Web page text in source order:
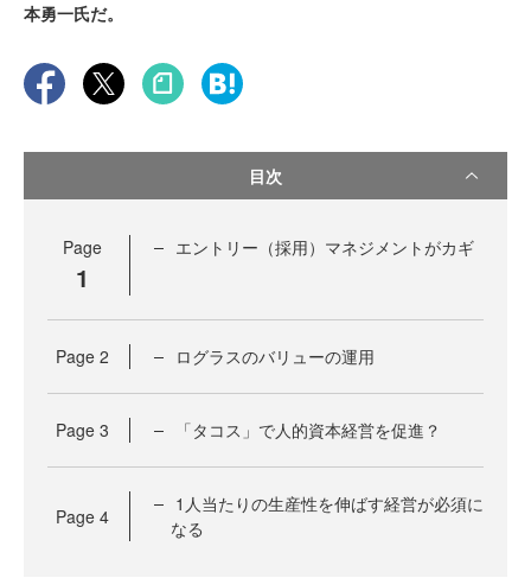
本勇一氏だ。
目次
Page
1
エントリー（採用）マネジメントがカギ
Page 2 ログラスのバリューの運用
Page 3 「タコス」で人的資本経営を促進？
Page 4
1人当たりの生産性を伸ばす経営が必須に
なる